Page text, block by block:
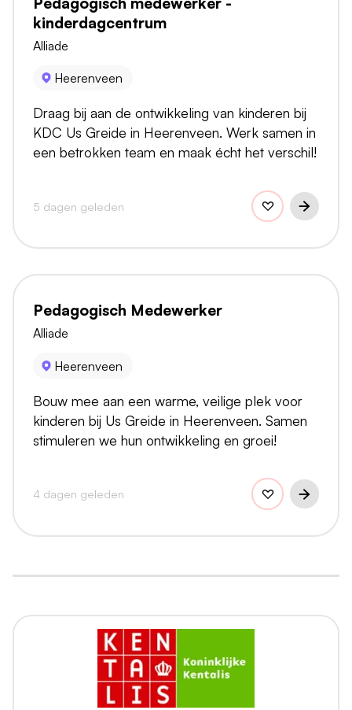
kinderdagcentrum
Alliade
Heerenveen
Draag bij aan de ontwikkeling van kinderen bij
KDC Us Greide in Heerenveen. Werk samen in
een betrokken team en maak écht het verschil!
5 dagen geleden
Pedagogisch Medewerker
Alliade
Heerenveen
Bouw mee aan een warme, veilige plek voor
kinderen bij Us Greide in Heerenveen. Samen
stimuleren we hun ontwikkeling en groei!
4 dagen geleden